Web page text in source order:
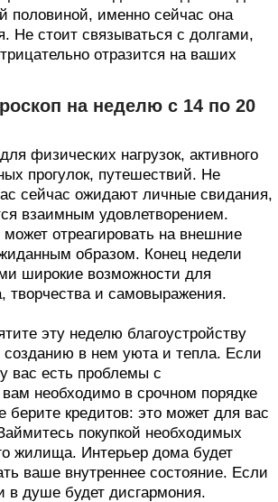
половиной, именно сейчас она
Не стоит связываться с долгами,
отразится на ваших
на неделю с 14 по 20
физических нагрузок, активного
прогулок, путешествий. Не
сейчас ожидают личные свидания,
взаимным удовлетворением.
отреагировать на внешние
образом. Конец недели
широкие возможности для
творчества и самовыражения.
эту неделю благоустройству
в нем уюта и тепла. Если
вас есть проблемы с
необходимо в срочном порядке
берите кредитов: это может для вас
покупкой необходимых
жилища. Интерьер дома будет
ваше внутреннее состояние. Если
в душе будет дисгармония.